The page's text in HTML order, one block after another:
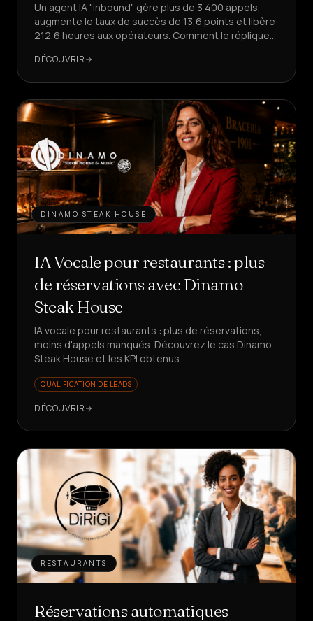
Un agent IA "inbound" gère plus de 3 400 appels,
augmente le taux de succès de 13,6 points et libère
212,6 heures aux opérateurs. Comment le répliquer
DÉCOUVRIR
DINAMO STEAK HOUSE
IA Vocale pour restaurants : plus
de réservations avec Dinamo
Steak House
IA vocale pour restaurants : plus de réservations,
moins d'appels manqués. Découvrez le cas Dinamo
Steak House et les KPI obtenus.
QUALIFICATION DE LEADS
DÉCOUVRIR
RESTAURANTS
Réservations automatiques